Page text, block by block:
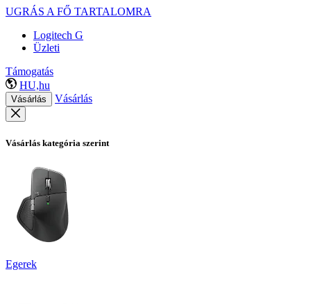
UGRÁS A FŐ TARTALOMRA
Logitech G
Üzleti
Támogatás
HU,hu
Vásárlás Vásárlás
Vásárlás kategória szerint
Egerek